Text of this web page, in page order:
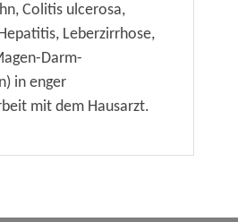
Colitis ulcerosa,
Leberzirrhose,
Darm-
in enger
mit dem Hausarzt.